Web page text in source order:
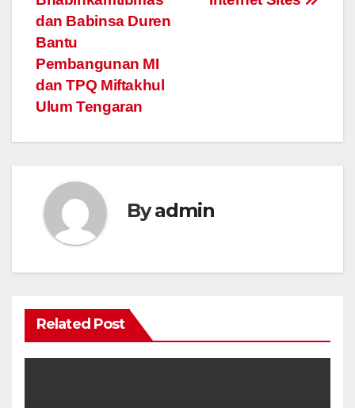
navigation
dan Babinsa Duren
Bantu
Pembangunan MI
dan TPQ Miftakhul
Ulum Tengaran
Byadmin
Related Post